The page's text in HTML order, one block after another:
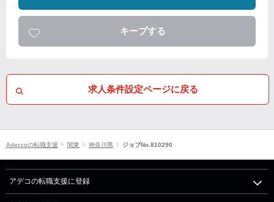
キープする
求人条件設定ページに戻る
Adeccoの転職支援 関東 神奈川県 ジョブNo.810290
アデコの転職支援に登録